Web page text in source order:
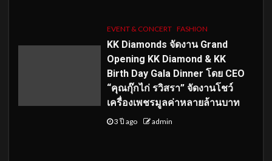
EVENT & CONCERT FASHION
KK Diamonds จัดงาน Grand
Opening KK Diamond & KK
Birth Day Gala Dinner โดย CEO
“คุณกุ๊กไก่ รวิสรา” จัดงานโชว์
เครื่องเพชรมูลค่าหลายล้านบาท
3 ปี ago admin